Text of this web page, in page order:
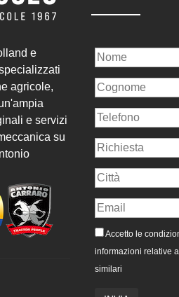
e
agricole,
e servizi
su
Accetto le
informazioni relative
similari